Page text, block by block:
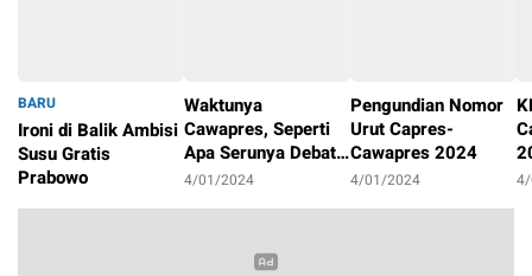
BARU
Ironi di Balik Ambisi
Susu Gratis
Prabowo
4/01/2024
Waktunya
Cawapres, Seperti
Apa Serunya Debat
Pilpres 2024?
4/01/2024
Pengundian Nomor
Urut Capres-
Cawapres 2024
4/01/2024